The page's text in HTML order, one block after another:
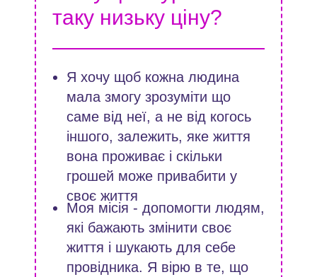
Я хочу щоб кожна людина
мала змогу зрозуміти що
саме від неї, а не від когось
іншого, залежить, яке життя
вона проживає і скільки
грошей може привабити у
своє життя
таку низьку ціну?
Моя місія - допомогти людям,
які бажають змінити своє
життя і шукають для себе
провідника. Я вірю в те, що